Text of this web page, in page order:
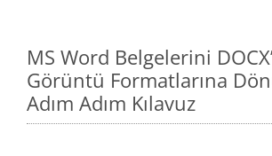
MS Word Belgelerini
Görüntü Formatlarına
Adım Adım Kılavuz